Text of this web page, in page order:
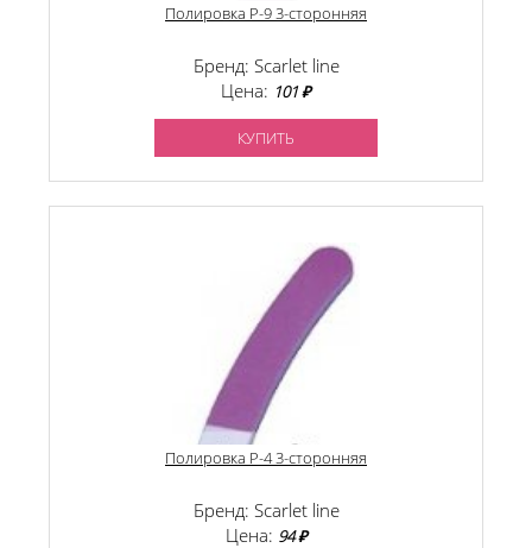
Полировка P-9 3-сторонняя
Бренд: Scarlet line
Цена: 101 ₽
КУПИТЬ
Полировка P-4 3-сторонняя
Бренд: Scarlet line
Цена: 94 ₽